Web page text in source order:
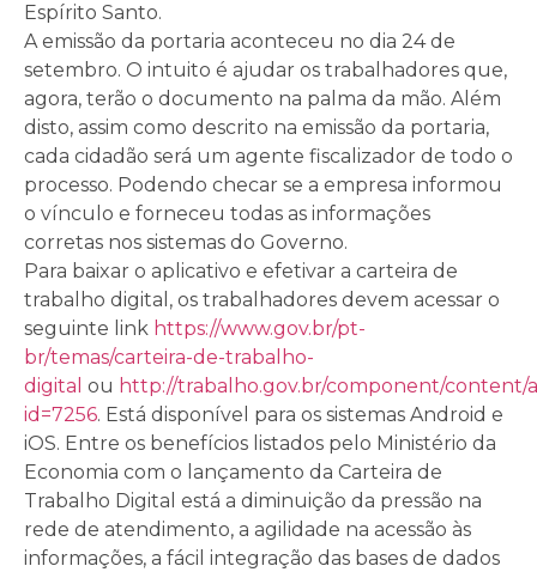
Espírito Santo.
A emissão da portaria aconteceu no dia 24 de
setembro. O intuito é ajudar os trabalhadores que,
agora, terão o documento na palma da mão. Além
disto, assim como descrito na emissão da portaria,
cada cidadão será um agente fiscalizador de todo o
processo. Podendo checar se a empresa informou
o vínculo e forneceu todas as informações
corretas nos sistemas do Governo.
Para baixar o aplicativo e efetivar a carteira de
trabalho digital, os trabalhadores devem acessar o
seguinte link https://www.gov.br/pt-
br/temas/carteira-de-trabalho-
digital ou http://trabalho.gov.br/component/content/
id=7256. Está disponível para os sistemas Android e
iOS. Entre os benefícios listados pelo Ministério da
Economia com o lançamento da Carteira de
Trabalho Digital está a diminuição da pressão na
rede de atendimento, a agilidade na acessão às
informações, a fácil integração das bases de dados